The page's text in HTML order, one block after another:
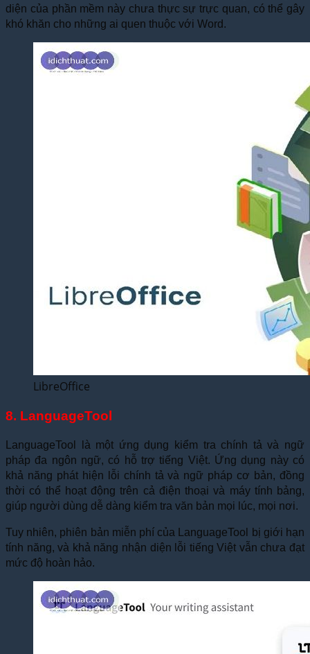
diện của phần mềm này chưa thực sự trực quan, có thể gây
khó khăn cho những ai quen thuộc với Word.
LibreOffice
8. LanguageTool
LanguageTool là một ứng dụng kiểm tra chính tả và ngữ
pháp đa ngôn ngữ, có hỗ trợ tiếng Việt. Ứng dụng này có
khả năng phát hiện lỗi chính tả và ngữ pháp cơ bản, đồng
thời có thể hoạt động trên cả điện thoại và máy tính bảng,
giúp người dùng dễ dàng kiểm tra văn bản mọi lúc, mọi nơi.
Tuy nhiên, phiên bản miễn phí của LanguageTool bị giới hạn
tính năng, và khả năng nhận diện lỗi tiếng Việt vẫn chưa đạt
mức độ hoàn hảo.